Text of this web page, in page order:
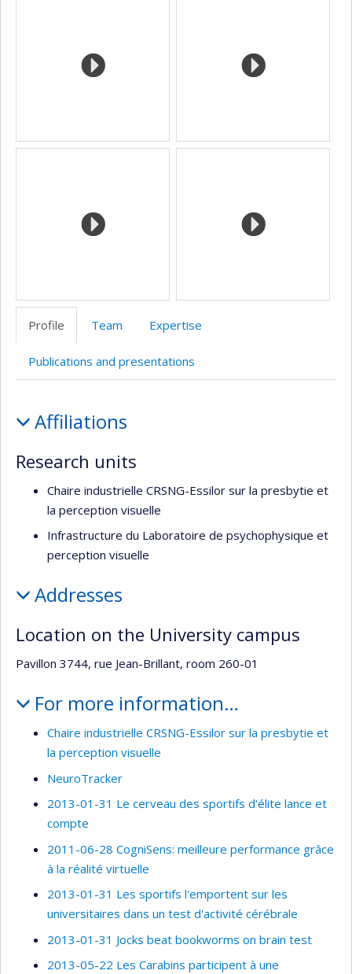
Profile Team Expertise
Publications and presentations
Affiliations
Research units
Chaire industrielle CRSNG-Essilor sur la presbytie et
la perception visuelle
Infrastructure du Laboratoire de psychophysique et
perception visuelle
Addresses
Location on the University campus
Pavillon 3744, rue Jean-Brillant, room 260-01
For more information…
Chaire industrielle CRSNG-Essilor sur la presbytie et
la perception visuelle
NeuroTracker
2013-01-31 Le cerveau des sportifs d'élite lance et
compte
2011-06-28 CogniSens: meilleure performance grâce
à la réalité virtuelle
2013-01-31 Les sportifs l'emportent sur les
universitaires dans un test d'activité cérébrale
2013-01-31 Jocks beat bookworms on brain test
2013-05-22 Les Carabins participent à une